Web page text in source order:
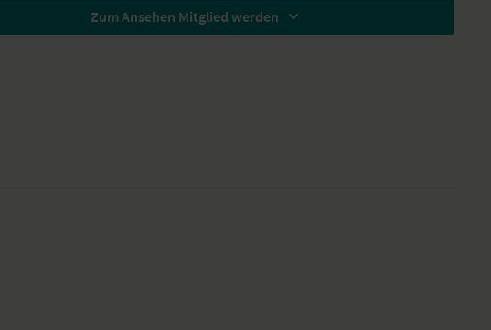
Zum Ansehen Mitglied werden